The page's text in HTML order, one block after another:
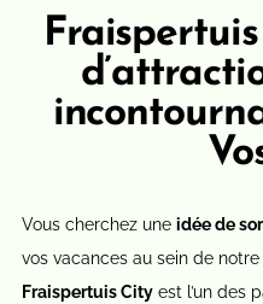
Vous cherchez une idée de
vos vacances au sein de notre
Fraispertuis Cityest l’un des